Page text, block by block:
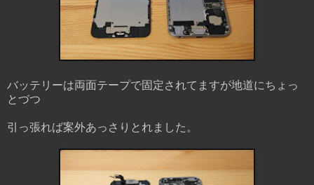
バッテリーは両面テープで固定されてますが地道にちょっ
とづつ
引っ張れば案外あっさりとれました。